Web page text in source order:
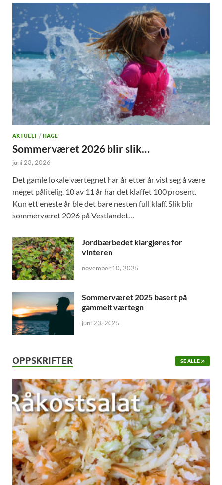
AKTUELT / HAGE
Sommerværet 2026 blir slik…
juni 23, 2026
Det gamle lokale værtegnet har år etter år vist seg å være
meget pålitelig. 10 av 11 år har det klaffet 100 prosent.
Kun ett eneste år ble det bare nesten full klaff. Slik blir
sommerværet 2026 på Vestlandet…
Jordbærbedet klargjøres for
vinteren
november 10, 2025
Sommerværet 2025 basert på
gammelt værtegn
juni 23, 2025
OPPSKRIFTER SE ALLE